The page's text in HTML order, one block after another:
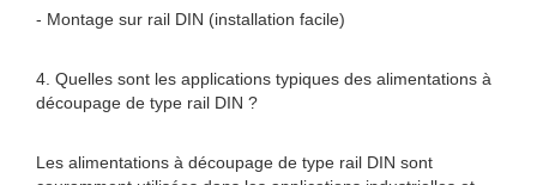
- Montage sur rail DIN (installation facile)
4. Quelles sont les applications typiques des alimentations à
découpage de type rail DIN ?
Les alimentations à découpage de type rail DIN sont